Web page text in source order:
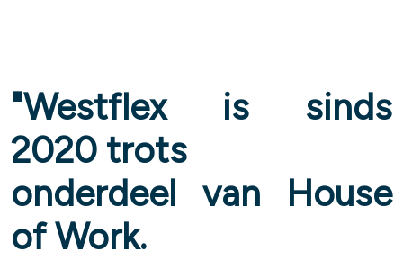
"Westflex is sinds
2020 trots
onderdeel van House
of Work.